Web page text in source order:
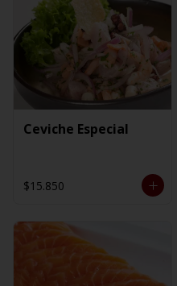
Ceviche Especial
$15.850